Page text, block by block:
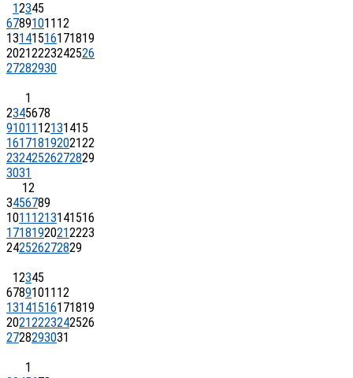
12345
67891011 12
13141516171819
20212223242526
27282930
1
2345678
91011 12131415
16171819202122
23242526272829
3031
12
3456789
1011 1213141516
17181920212223
242526272829
12345
67891011 12
13141516171819
20212223242526
2728293031
1